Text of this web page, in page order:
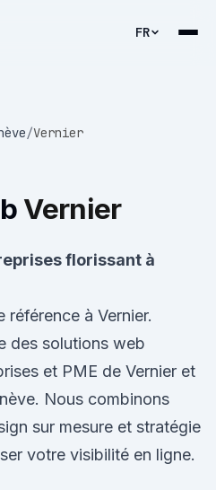
FR
/Vernier
Vernier
florissant à
à Vernier.
des solutions web
et PME de Vernier et
Nous combinons
sur mesure et stratégie
votre visibilité en ligne.